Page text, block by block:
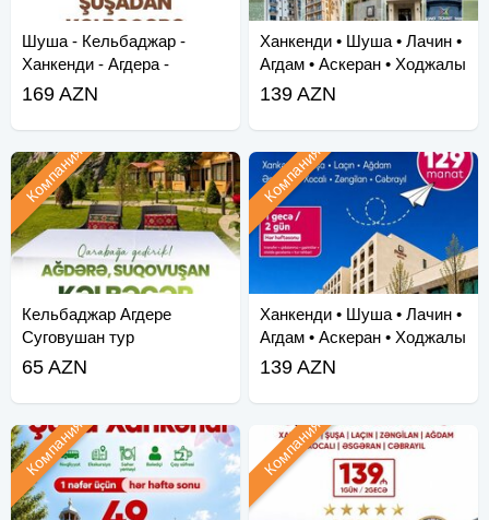
Шуша - Кельбаджар -
Ханкенди - Агдера -
Суговушан - Агдам - Хо
169 AZN
Ханкенди • Шуша • Лачин •
Агдам • Аскеран • Ходжалы
• Зангила
139 AZN
Кельбаджар Агдере
Суговушан тур
Компания
65 AZN
Ханкенди • Шуша • Лачин •
Агдам • Аскеран • Ходжалы
• За
Компания
139 AZN
Компания Компания